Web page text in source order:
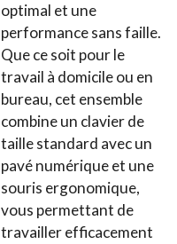
optimal et une
performance sans faille.
Que ce soit pour le
travail à domicile ou en
bureau, cet ensemble
combine un clavier de
taille standard avec un
pavé numérique et une
souris ergonomique,
vous permettant de
travailler efficacement